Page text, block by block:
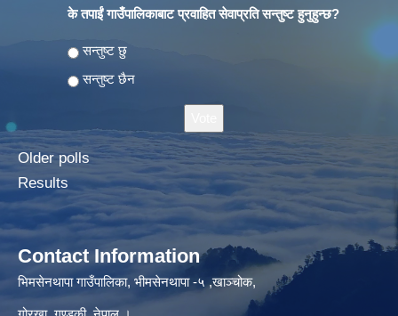
के तपाईं गाउँपालिकाबाट प्रवाहित सेवाप्रति सन्तुष्ट हुनुहुन्छ?
Choices
सन्तुष्ट छु
सन्तुष्ट छैन
Older polls
Results
Contact Information
भिमसेनथापा गाउँपालिका, भीमसेनथापा -५ ,खाञ्चोक,